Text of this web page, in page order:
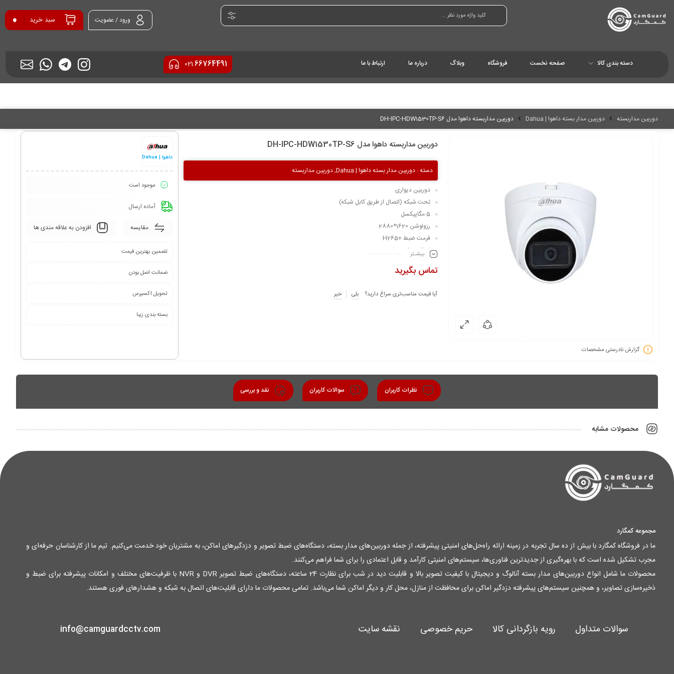
ورود / عضویت سبد خرید 0
دسته بندی کالا صفحه نخست فروشگاه وبلاگ درباره ما ارتباط با ما 66764491
021
دوربین مداربسته دوربین مدار بسته داهوا | Dahua دوربین مداربسته داهوا مدل DH-IPC-HDW1530TP-S6
گزارش نادرستی مشخصات
دوربین مداربسته داهوا مدل DH-IPC-HDW1530TP-S6
دسته :دوربین مدار بسته داهوا | Dahua ,دوربین مداربسته
دوربین دیواری
تحت شبکه (اتصال از طریق کابل شبکه)
5 مگاپیکسل
رزولوشن 1620*2880
فرمت ضبط +H265
لنز ثابت 2.8 میلی متری
دارای میکروفون داخلی
استاندارد IP67
بیشـتر
تماس بگیرید
آیا قیمت مناسب‌تری سراغ دارید؟ بلی خیر
داهوا | Dahua
موجود است
آماده ارسال
مقایسه افزودن به علاقه مندی ها
تضمین بهترین قیمت
ضمانت اصل بودن
تحویل اکسپرس
بسته بندی زیبا
نظرات کاربران سوالات کاربران نقد و بررسی
محصولات مشابه
مجموعه کمگارد
ما در فروشگاه کمگارد با بیش از ده سال تجربه در زمینه ارائه راه‌حل‌های امنیتی پیشرفته، از جمله دوربین‌های مدار بسته، دستگاه‌های ضبط تصویر و دزدگیرهای اماکن، به مشتریان خود خدمت می‌کنیم. تیم ما از کارشناسان حرفه‌ای و
مجرب تشکیل شده است که با بهره‌گیری از جدیدترین فناوری‌ها، سیستم‌های امنیتی کارآمد و قابل اعتمادی را برای شما فراهم می‌کنند.
محصولات ما شامل انواع دوربین‌های مدار بسته آنالوگ و دیجیتال با کیفیت تصویر بالا و قابلیت دید در شب برای نظارت 24 ساعته، دستگاه‌های ضبط تصویر DVR و NVR با ظرفیت‌های مختلف و امکانات پیشرفته برای ضبط و
ذخیره‌سازی تصاویر، و همچنین سیستم‌های پیشرفته دزدگیر اماکن برای محافظت از منازل، محل کار و دیگر اماکن شما می‌باشد. تمامی محصولات ما دارای قابلیت‌های اتصال به شبکه و هشدارهای فوری هستند.
سوالات متداول رویه بازگردانی کالا حریم خصوصی نقشه سایت info@camguardcctv.com